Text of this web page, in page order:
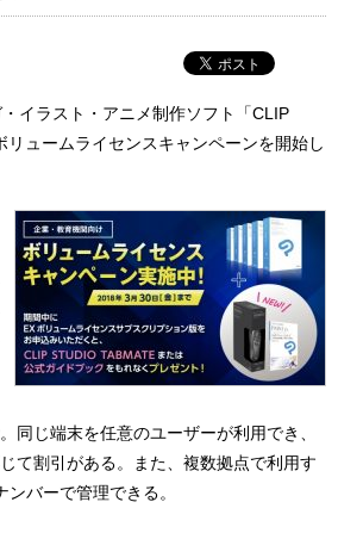
イラスト・アニメ制作ソフト「CLIP
リュームライセンスキャンペーンを開始し
同じ端末を任意のユーザーが利用でき、
て割引がある。また、複数拠点で利用す
バーで管理できる。